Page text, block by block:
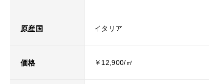
原産国 イタリア
価格 ￥12,900/㎡